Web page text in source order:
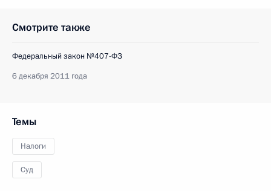
Смотрите также
Федеральный закон №407-ФЗ
6 декабря 2011 года
Темы
Налоги
Суд